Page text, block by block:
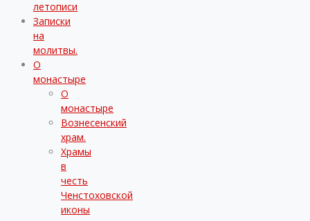
летописи
Записки
на
молитвы.
О
монастыре
О
монастыре
Вознесенский
храм.
Храмы
в
честь
Ченстоховской
иконы